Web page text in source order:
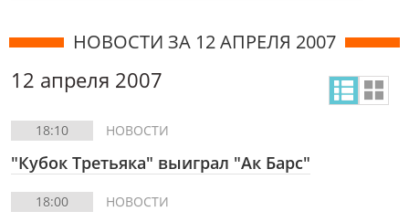
НОВОСТИ ЗА 12 АПРЕЛЯ 2007
12 апреля 2007
18:10 НОВОСТИ
"Кубок Третьяка" выиграл "Ак Барс"
18:00 НОВОСТИ